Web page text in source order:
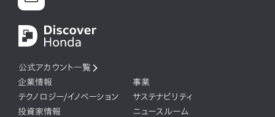
公式アカウント一覧
企業情報
事業
テクノロジー/イノベーション
サステナビリティ
投資家情報
ニュースルーム